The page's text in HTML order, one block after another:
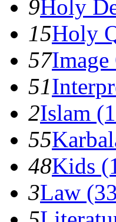
9Holy
15Holy
57Image
51
2Islam
55
48Kids
3Law